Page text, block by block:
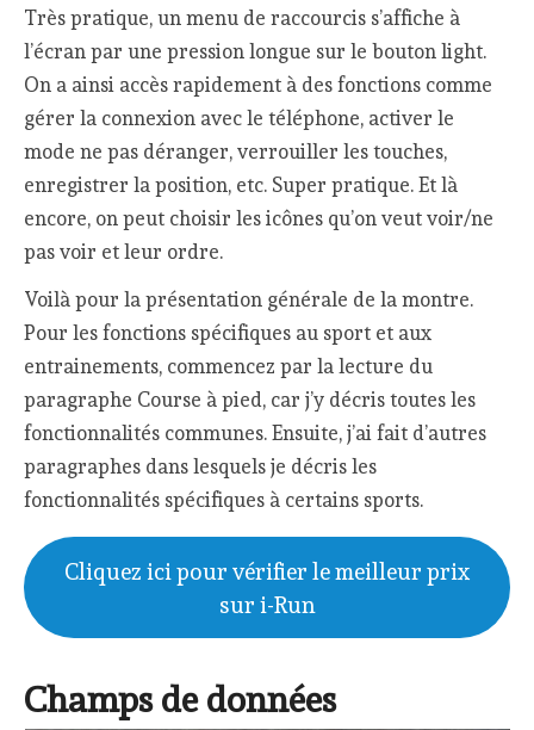
Très pratique, un menu de raccourcis s’affiche à
l’écran par une pression longue sur le bouton light.
On a ainsi accès rapidement à des fonctions comme
gérer la connexion avec le téléphone, activer le
mode ne pas déranger, verrouiller les touches,
enregistrer la position, etc. Super pratique. Et là
encore, on peut choisir les icônes qu’on veut voir/ne
pas voir et leur ordre.
Voilà pour la présentation générale de la montre.
Pour les fonctions spécifiques au sport et aux
entrainements, commencez par la lecture du
paragraphe Course à pied, car j’y décris toutes les
fonctionnalités communes. Ensuite, j’ai fait d’autres
paragraphes dans lesquels je décris les
fonctionnalités spécifiques à certains sports.
Cliquez ici pour vérifier le meilleur prix
sur i-Run
Champs de données